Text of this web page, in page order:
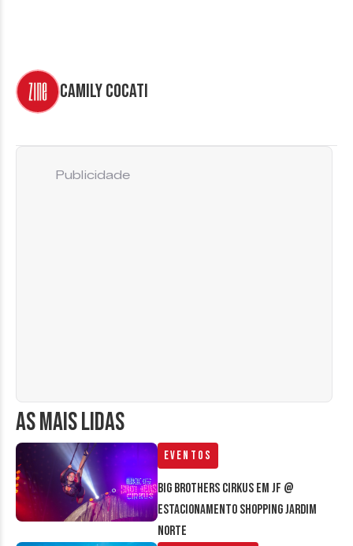
Camily Cocati
AS MAIS LIDAS
Eventos
Big Brothers Cirkus em JF @
estacionamento Shopping Jardim
Norte
Publicidade